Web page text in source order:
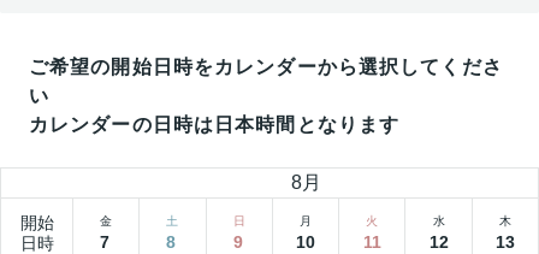
ご希望の開始日時をカレンダーから選択してくださ
い
カレンダーの日時は日本時間となります
8月
開始
日時
金
7
土
8
日
9
月
10
火
11
水
12
木
13